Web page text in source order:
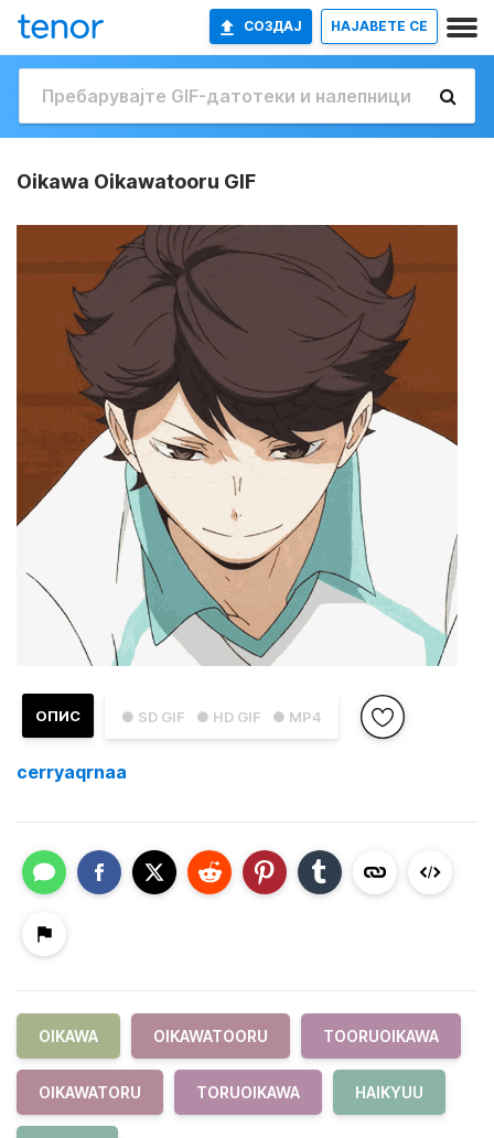
СОЗДАЈ НАЈАВETE СЕ
Oikawa Oikawatooru GIF
● SD GIF ● HD GIF ● MP4
ОПИС
cerryaqrnaa
OIKAWA OIKAWATOORU TOORUOIKAWA
OIKAWATORU TORUOIKAWA HAIKYUU